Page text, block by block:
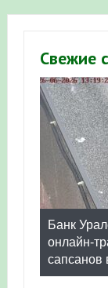
Свежие
Банк
онлайн-
сапсанов